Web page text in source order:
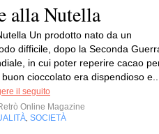
alla Nutella
Un prodotto nato da un
difficile, dopo la Seconda
in cui poter reperire cacao
cioccolato era dispendioso
il seguito
Online Magazine
SOCIETÀ